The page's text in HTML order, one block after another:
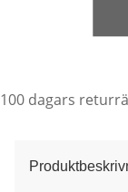
100 dagars